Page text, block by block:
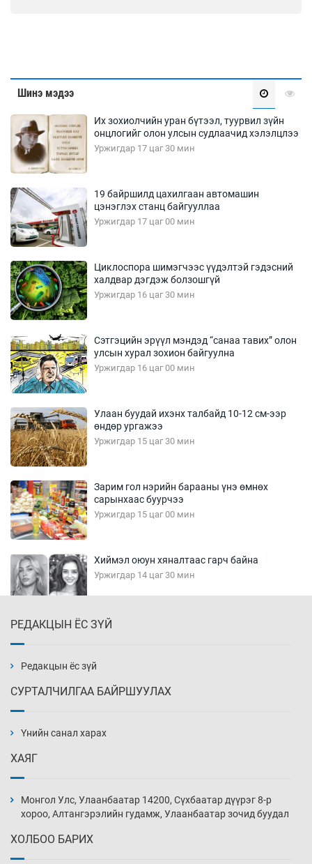
Шинэ мэдээ
Их зохиолчийн уран бүтээл, туурвил зүйн
онцлогийг олон улсын судлаачид хэлэлцлээ
Уржигдар 17 цаг 30 мин
19 байршилд цахилгаан автомашин
цэнэглэх станц байгууллаа
Уржигдар 17 цаг 00 мин
Циклоспора шимэгчээс үүдэлтэй гэдэсний
халдвар дэгдэж болзошгүй
Уржигдар 16 цаг 30 мин
Сэтгэцийн эрүүл мэндэд “санаа тавих” олон
улсын хурал зохион байгуулна
Уржигдар 16 цаг 00 мин
Улаан буудай ихэнх талбайд 10-12 см-ээр
өндөр ургажээ
Уржигдар 15 цаг 30 мин
Зарим гол нэрийн барааны үнэ өмнөх
сарынхаас буурчээ
Уржигдар 15 цаг 00 мин
Хиймэл оюун хяналтаас гарч байна
Уржигдар 14 цаг 30 мин
Уржигдар 14 цаг 00 мин
нэмэгджээ
Уржигдар 13 цаг 30 мин
РЕДАКЦЫН ЁС ЗҮЙ
Редакцын ёс зүй
СУРТАЛЧИЛГАА БАЙРШУУЛАХ
Үнийн санал харах
ХАЯГ
Монгол Улс, Улаанбаатар 14200, Сүхбаатар дүүрэг 8-р
хороо, Алтангэрэлийн гудамж, Улаанбаатар зочид буудал
ХОЛБОО БАРИХ